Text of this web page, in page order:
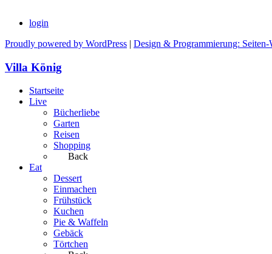
login
Proudly powered by WordPress | Design & Programmierung: Seiten-
Villa König
Startseite
Live
Bücherliebe
Garten
Reisen
Shopping
Back
Eat
Dessert
Einmachen
Frühstück
Kuchen
Pie & Waffeln
Gebäck
Törtchen